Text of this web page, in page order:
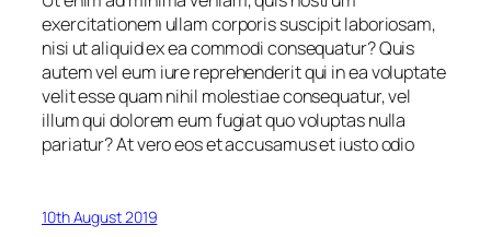
exercitationem ullam corporis suscipit laboriosam,
nisi ut aliquid ex ea commodi consequatur? Quis
autem vel eum iure reprehenderit qui in ea voluptate
velit esse quam nihil molestiae consequatur, vel
illum qui dolorem eum fugiat quo voluptas nulla
pariatur? At vero eos et accusamus et iusto odio
10th August 2019